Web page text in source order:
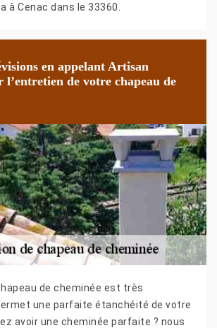
à Cenac dans le 33360.
en appelant Artisan
l’entretien de votre chapeau de
de cheminée est très
une parfaite étanchéité de votre
avoir une cheminée parfaite ? nous